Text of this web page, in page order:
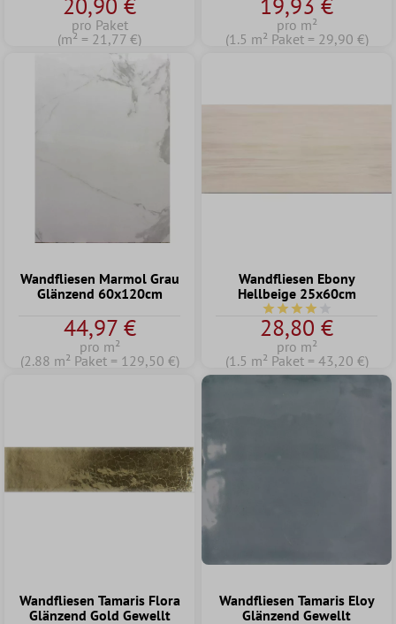
pro Paket
(m² = 21,77 €)
pro m²
(1.5 m² Paket = 29,90 €)
Wandfliesen Marmol Grau
Glänzend 60x120cm
44,97 €
pro m²
(2.88 m² Paket = 129,50 €)
Wandfliesen Ebony
Hellbeige 25x60cm
Durchschnittliche
28,80 €
pro m²
(1.5 m² Paket = 43,20 €)
Wandfliesen Tamaris Flora
Glänzend Gold Gewellt
Wandfliesen Tamaris Eloy
Glänzend Gewellt